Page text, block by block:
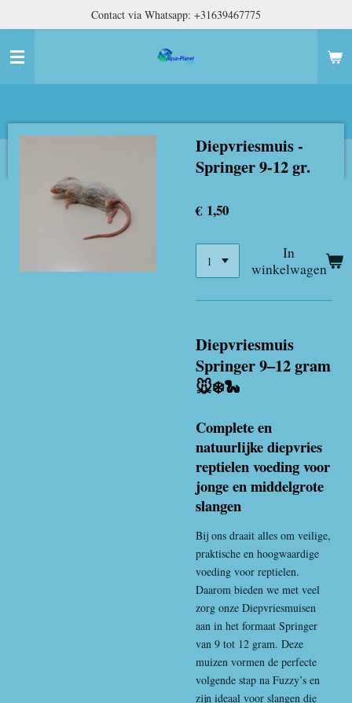
naar
hoofdinhoud
Contact via Whatsapp: +31639467775
Diepvriesmuis -
Springer 9-12 gr.
€ 1,50
In
winkelwagen
Diepvriesmuis
Springer 9–12 gram
🐭❄️🐍
Complete en
natuurlijke diepvries
reptielen voeding voor
jonge en middelgrote
slangen
Bij ons draait alles om veilige,
praktische en hoogwaardige
voeding voor reptielen.
Daarom bieden we met veel
zorg onze Diepvriesmuisen
aan in het formaat Springer
van 9 tot 12 gram. Deze
muizen vormen de perfecte
volgende stap na Fuzzy’s en
zijn ideaal voor slangen die